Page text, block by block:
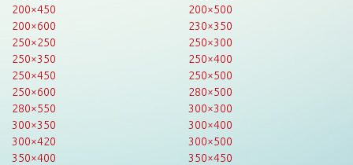
200×450
200×500
200×600
230×350
250×250
250×300
250×350
250×400
250×450
250×500
250×600
280×500
280×550
300×300
300×350
300×400
300×420
300×500
350×400
350×450